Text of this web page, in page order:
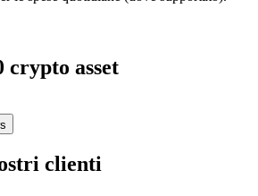
crypto asset
clienti